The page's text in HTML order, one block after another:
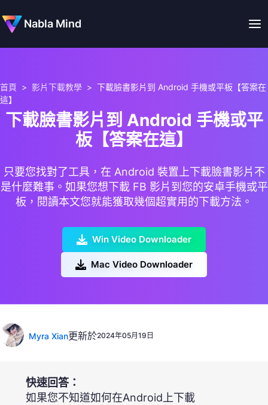
Nabla Mind
首頁 > 影片下載教學 > 下載臉書影片到 Android 手機或平板【答案在
這】
下載臉書影片到 Android 手機或平
板【答案在這】
只要您找對了工具，在 Android 裝置上下載臉書影片不
是什麼難事。如果您想下載 FB 影片到您的安卓手機或平
板，閱讀本文您就能獲取幾個超實用的下載方法。
Win Video Downloader
Mac Video Downloader
Myra Xian更新於2024年05月19日
快速回答：
如果您不知道如何在Android上下載